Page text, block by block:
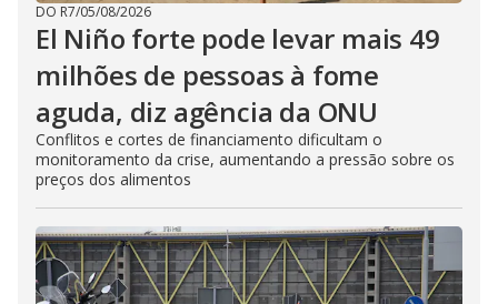
DO R7/05/08/2026
El Niño forte pode levar mais 49
milhões de pessoas à fome
aguda, diz agência da ONU
Conflitos e cortes de financiamento dificultam o
monitoramento da crise, aumentando a pressão sobre os
preços dos alimentos